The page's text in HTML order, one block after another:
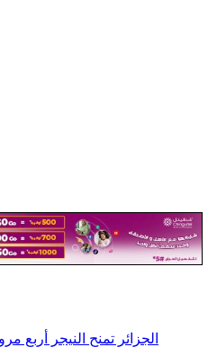
الجزائر تمنح النيجر